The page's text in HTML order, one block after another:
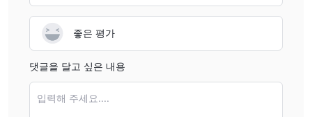
lapses or external market shocks. That’s why, even with
HUA TAI’s regulated status, I remain cautious and diversify
my trading relationships rather than relying solely on any
single firm for large fund deposits.
좋은 평가
댓글을 달고 싶은 내용
입력해 주세요....